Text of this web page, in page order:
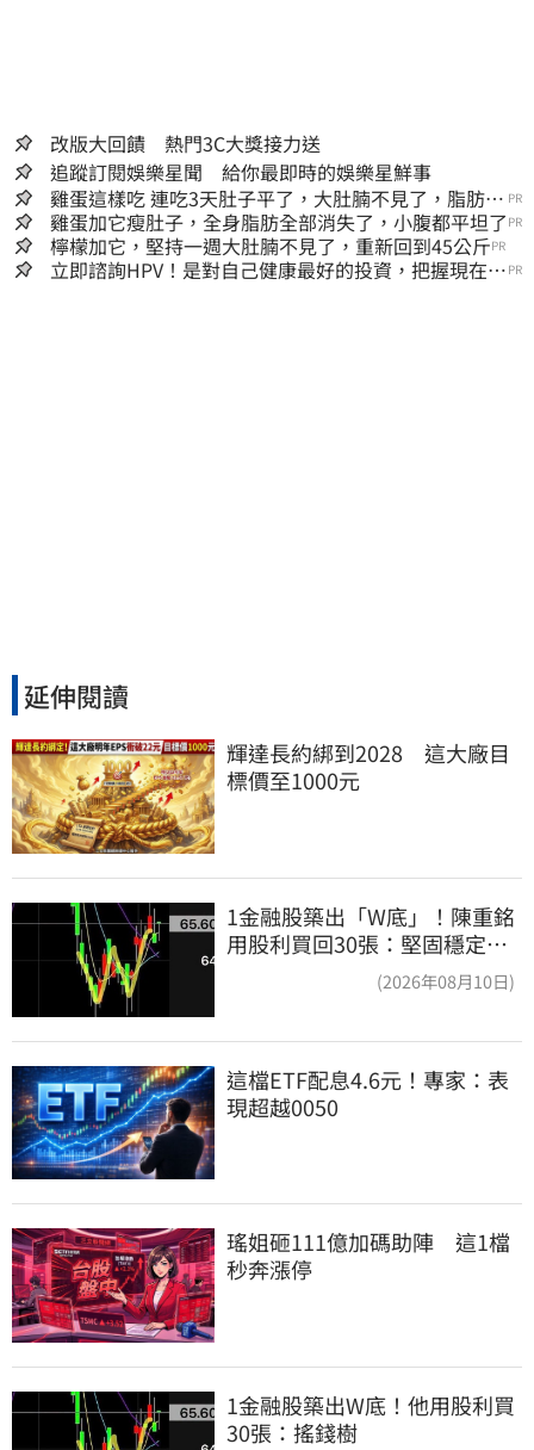
改版大回饋 熱門3C大獎接力送
追蹤訂閱娛樂星聞 給你最即時的娛樂星鮮事
雞蛋這樣吃 連吃3天肚子平了，大肚腩不見了，脂肪沒
了！
PR
雞蛋加它瘦肚子，全身脂肪全部消失了，小腹都平坦了 PR
檸檬加它，堅持一週大肚腩不見了，重新回到45公斤PR
立即諮詢HPV！是對自己健康最好的投資，把握現在不 PR
延伸閱讀
輝達長約綁到2028　這大廠目
標價至1000元
1金融股築出「W底」！陳重銘
用股利買回30張：堅固穩定的
(2026年08月10日)
這檔ETF配息4.6元！專家：表
現超越0050
瑤姐砸111億加碼助陣　這1檔
秒奔漲停
1金融股築出W底！他用股利買
30張：搖錢樹